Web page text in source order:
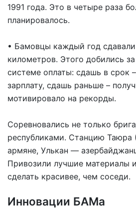
1991 года. Это в четыре раза
планировалось.
• Бамовцы каждый год
километров. Этого добились
системе оплаты: сдашь в срок
зарплату, сдашь раньше –
мотивировало на рекорды.
Соревновались не только
республиками. Станцию Таюра
армяне, Улькан —
Привозили лучшие материалы
сделать красивее, чем соседи.
Инновации БАМа